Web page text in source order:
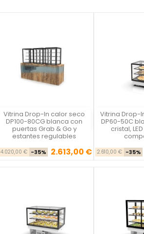
Vitrina Drop-In calor seco
DP100-80CG blanca con
puertas Grab & Go y
estantes regulables
Precio base
4.020,00 € -35% Precio
2.613,00 €

Vista rápida Vitrina Drop-
DP60-50C
cristal,
2.610,00 € -35%
Vista